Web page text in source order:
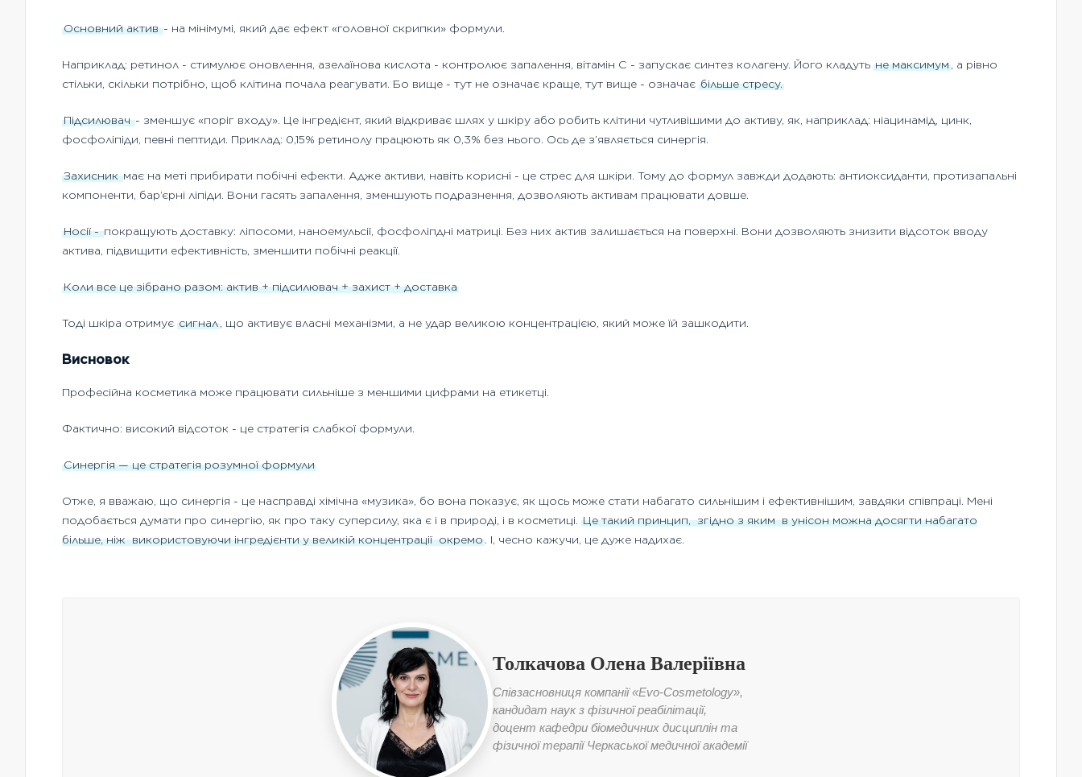
Основний актив- на мінімумі, який дає ефект «головної скрипки» формули.
Наприклад: ретинол - стимулює оновлення, азелаїнова кислота - контролює запалення, вітамін C - запускає синтез колагену. Його кладуть не максимум, а рівно
стільки, скільки потрібно, щоб клітина почала реагувати. Бо вище - тут не означає краще, тут вище - означає більше стресу.
Підсилювач- зменшує «поріг входу». Це інгредієнт, який відкриває шлях у шкіру або робить клітини чутливішими до активу, як, наприклад: ніацинамід, цинк,
фосфоліпіди, певні пептиди. Приклад: 0,15% ретинолу працюють як 0,3% без нього. Ось де з’являється синергія.
Захисникмає на меті прибирати побічні ефекти. Адже активи, навіть корисні - це стрес для шкіри. Тому до формул завжди додають: антиоксиданти, протизапальні
компоненти, бар’єрні ліпіди. Вони гасять запалення, зменшують подразнення, дозволяють активам працювати довше.
Носії -покращують доставку: ліпосоми, наноемульсії, фосфоліпдні матриці. Без них актив залишається на поверхні. Вони дозволяють знизити відсоток вводу
актива, підвищити ефективність, зменшити побічні реакції.
Коли все це зібрано разом: актив + підсилювач + захист + доставка
Тоді шкіра отримує сигнал, що активує власні механізми, а не удар великою концентрацією, який може їй зашкодити.
Висновок
Професійна косметика може працювати сильніше з меншими цифрами на етикетці.
Фактично: високий відсоток - це стратегія слабкої формули.
Синергія — це стратегія розумної формули
Отже, я вважаю, що синергія - це насправді хімічна «музика», бо вона показує, як щось може стати набагато сильнішим і ефективнішим, завдяки співпраці. Мені
подобається думати про синергію, як про таку суперсилу, яка є і в природі, і в косметиці. Це такий принцип, згідно з яким в унісон можна досягти набагато
більше, ніж використовуючи інгредієнти у великій концентрації окремо. І, чесно кажучи, це дуже надихає.
Толкачова Олена Валеріївна
Співзасновниця компанії «Evo-Cosmetology»,
кандидат наук з фізичної реабілітації,
доцент кафедри біомедичних дисциплін та
фізичної терапії Черкаської медичної академії